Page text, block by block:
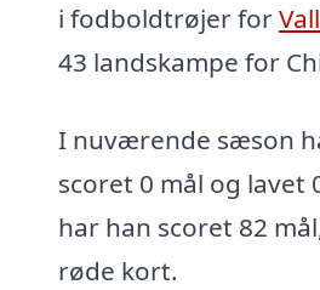
i fodboldtrøjer for
43 landskampe for
I nuværende sæson
scoret 0 mål og lavet
har han scoret 82
røde kort.